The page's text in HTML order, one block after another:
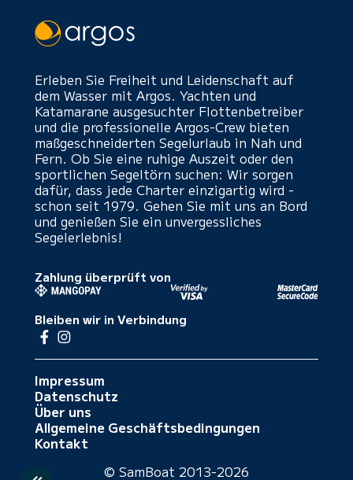
Erleben Sie Freiheit und Leidenschaft auf
dem Wasser mit Argos. Yachten und
Katamarane ausgesuchter Flottenbetreiber
und die professionelle Argos-Crew bieten
maßgeschneiderten Segelurlaub in Nah und
Fern. Ob Sie eine ruhige Auszeit oder den
sportlichen Segeltörn suchen: Wir sorgen
dafür, dass jede Charter einzigartig wird -
schon seit 1979. Gehen Sie mit uns an Bord
und genießen Sie ein unvergessliches
Segelerlebnis!
Zahlung überprüft von
Bleiben wir in Verbindung
Impressum
Datenschutz
Über uns
Allgemeine Geschäftsbedingungen
Kontakt
© SamBoat 2013-2026